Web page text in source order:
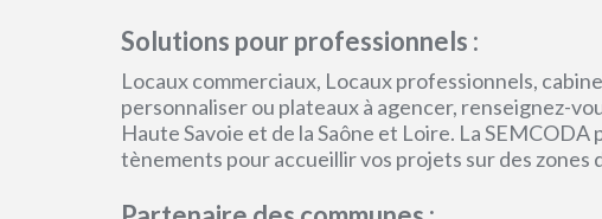
Solutions pour professionnels :
Locaux commerciaux, Locaux professionnels,
personnaliser ou plateaux à agencer, renseignez-
Haute Savoie et de la Saône et Loire. La
tènements pour accueillir vos projets sur des zones